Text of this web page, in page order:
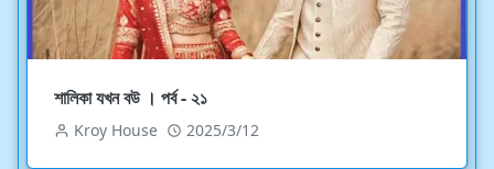
শালিকা যখন বউ । পর্ব - ২১
Kroy House 2025/3/12